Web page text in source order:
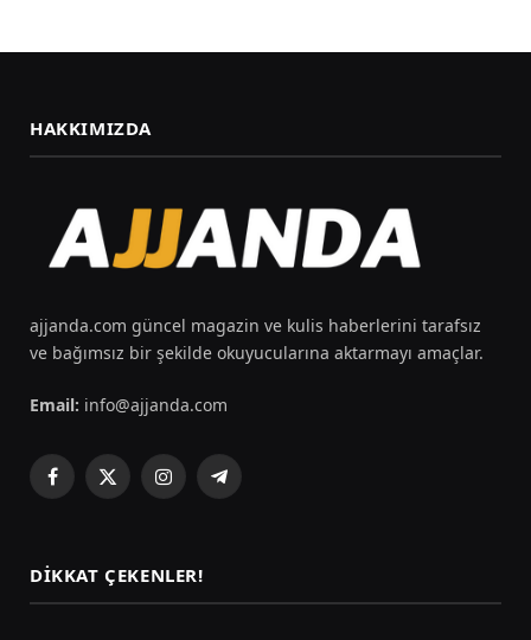
HAKKIMIZDA
ajjanda.com güncel magazin ve kulis haberlerini tarafsız
ve bağımsız bir şekilde okuyucularına aktarmayı amaçlar.
Email: info@ajjanda.com
Facebook
X
InstagramTelegram
DIKKAT ÇEKENLER!